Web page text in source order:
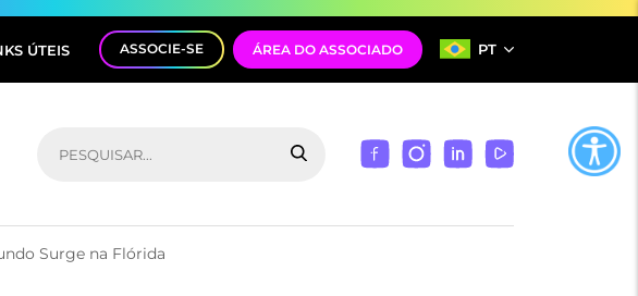
ÚTEIS ASSOCIE-SE ÁREA DO ASSOCIADO PT
Surge na Flórida